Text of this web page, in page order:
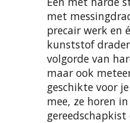
met
precair werk en
kunststof
volgorde van
maar ook
geschikte voor
mee, ze horen